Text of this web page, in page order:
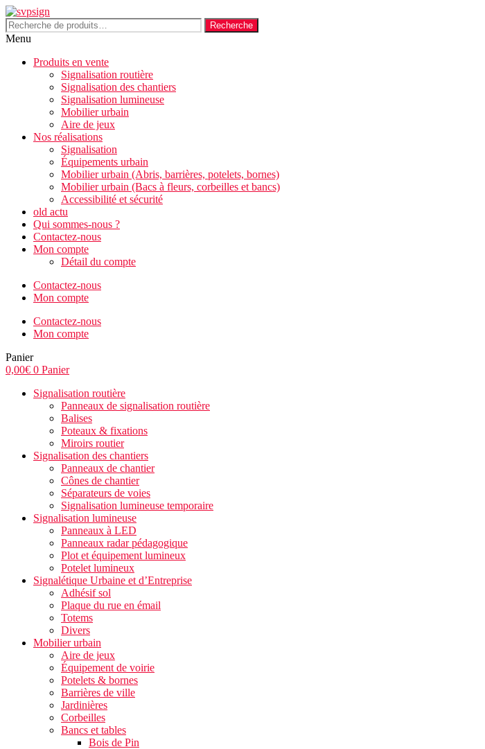
Aller
au
contenu
Recherche
pour :
Recherche
Menu
Produits en vente
Signalisation routière
Signalisation des chantiers
Signalisation lumineuse
Mobilier urbain
Aire de jeux
Nos réalisations
Signalisation
Équipements urbain
Mobilier urbain (Abris, barrières, potelets, bornes)
Mobilier urbain (Bacs à fleurs, corbeilles et bancs)
Accessibilité et sécurité
old actu
Qui sommes-nous ?
Contactez-nous
Mon compte
Détail du compte
Contactez-nous
Mon compte
Contactez-nous
Mon compte
Panier
0,00€ 0 Panier
Signalisation routière
Panneaux de signalisation routière
Balises
Poteaux & fixations
Miroirs routier
Signalisation des chantiers
Panneaux de chantier
Cônes de chantier
Séparateurs de voies
Signalisation lumineuse temporaire
Signalisation lumineuse
Panneaux à LED
Panneaux radar pédagogique
Plot et équipement lumineux
Potelet lumineux
Signalétique Urbaine et d’Entreprise
Adhésif sol
Plaque du rue en émail
Totems
Divers
Mobilier urbain
Aire de jeux
Équipement de voirie
Potelets & bornes
Barrières de ville
Jardinières
Corbeilles
Bancs et tables
Bois de Pin